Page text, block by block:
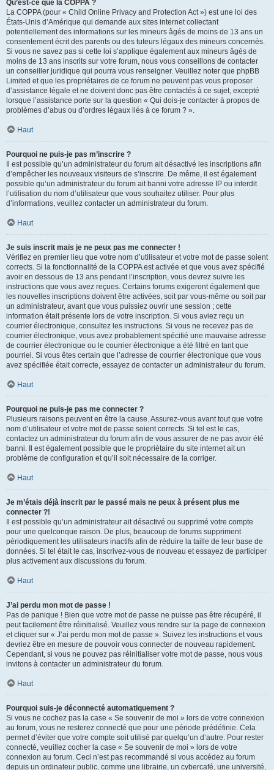
Qu’est-ce que la COPPA ?
La COPPA (pour « Child Online Privacy and Protection Act ») est une loi des
États-Unis d’Amérique qui demande aux sites internet collectant
potentiellement des informations sur les mineurs âgés de moins de 13 ans un
consentement écrit des parents ou des tuteurs légaux des mineurs concernés.
Si vous ne savez pas si cette loi s’applique également aux mineurs âgés de
moins de 13 ans inscrits sur votre forum, nous vous conseillons de contacter
un conseiller juridique qui pourra vous renseigner. Veuillez noter que phpBB
Limited et que les propriétaires de ce forum ne peuvent pas vous proposer
d’assistance légale et ne doivent donc pas être contactés à ce sujet, excepté
lorsque l’assistance porte sur la question « Qui dois-je contacter à propos de
problèmes d’abus ou d’ordres légaux liés à ce forum ? ».
Haut
Pourquoi ne puis-je pas m’inscrire ?
Il est possible qu’un administrateur du forum ait désactivé les inscriptions afin
d’empêcher les nouveaux visiteurs de s’inscrire. De même, il est également
possible qu’un administrateur du forum ait banni votre adresse IP ou interdit
l’utilisation du nom d’utilisateur que vous souhaitez utiliser. Pour plus
d’informations, veuillez contacter un administrateur du forum.
Haut
Je suis inscrit mais je ne peux pas me connecter !
Vérifiez en premier lieu que votre nom d’utilisateur et votre mot de passe soient
corrects. Si la fonctionnalité de la COPPA est activée et que vous avez spécifié
avoir en dessous de 13 ans pendant l’inscription, vous devrez suivre les
instructions que vous avez reçues. Certains forums exigeront également que
les nouvelles inscriptions doivent être activées, soit par vous-même ou soit par
un administrateur, avant que vous puissiez ouvrir une session ; cette
information était présente lors de votre inscription. Si vous aviez reçu un
courrier électronique, consultez les instructions. Si vous ne recevez pas de
courrier électronique, vous avez probablement spécifié une mauvaise adresse
de courrier électronique ou le courrier électronique a été filtré en tant que
pourriel. Si vous êtes certain que l’adresse de courrier électronique que vous
avez spécifiée était correcte, essayez de contacter un administrateur du forum.
Haut
Pourquoi ne puis-je pas me connecter ?
Plusieurs raisons peuvent en être la cause. Assurez-vous avant tout que votre
nom d’utilisateur et votre mot de passe soient corrects. Si tel est le cas,
contactez un administrateur du forum afin de vous assurer de ne pas avoir été
banni. Il est également possible que le propriétaire du site internet ait un
problème de configuration et qu’il soit nécessaire de la corriger.
Haut
Je m’étais déjà inscrit par le passé mais ne peux à présent plus me
connecter ?!
Il est possible qu’un administrateur ait désactivé ou supprimé votre compte
pour une quelconque raison. De plus, beaucoup de forums suppriment
périodiquement les utilisateurs inactifs afin de réduire la taille de leur base de
données. Si tel était le cas, inscrivez-vous de nouveau et essayez de participer
plus activement aux discussions du forum.
Haut
J’ai perdu mon mot de passe !
Pas de panique ! Bien que votre mot de passe ne puisse pas être récupéré, il
peut facilement être réinitialisé. Veuillez vous rendre sur la page de connexion
et cliquer sur « J’ai perdu mon mot de passe ». Suivez les instructions et vous
devriez être en mesure de pouvoir vous connecter de nouveau rapidement.
Cependant, si vous ne pouvez pas réinitialiser votre mot de passe, nous vous
invitons à contacter un administrateur du forum.
Haut
Pourquoi suis-je déconnecté automatiquement ?
Si vous ne cochez pas la case « Se souvenir de moi » lors de votre connexion
au forum, vous ne resterez connecté que pour une période prédéfinie. Cela
permet d’éviter que votre compte soit utilisé par quelqu’un d’autre. Pour rester
connecté, veuillez cocher la case « Se souvenir de moi » lors de votre
connexion au forum. Ceci n’est pas recommandé si vous accédez au forum
depuis un ordinateur public, comme une librairie, un cybercafé, une université,